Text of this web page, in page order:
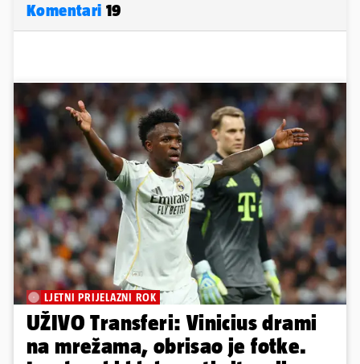
Komentari 19
LJETNI PRIJELAZNI ROK
UŽIVO Transferi: Vinicius drami
na mrežama, obrisao je fotke.